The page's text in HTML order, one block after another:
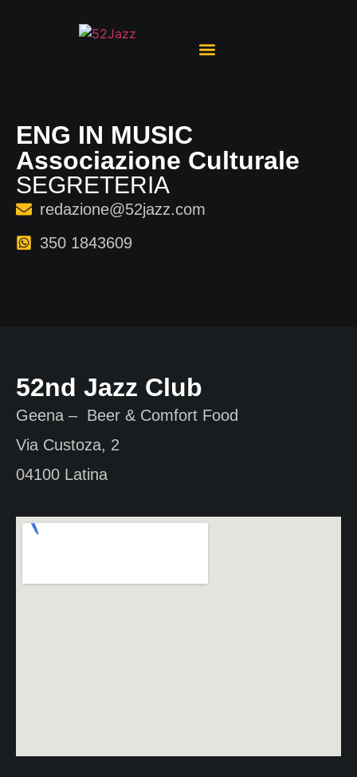
ENG IN MUSIC
Associazione Culturale
SEGRETERIA
redazione@52jazz.com
350 1843609
52nd Jazz Club
Geena – Beer & Comfort Food
Via Custoza, 2
04100 Latina